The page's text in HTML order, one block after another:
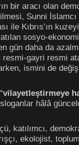
bir aracı olan
Sunni
ile Kıbrıs’ın
sosyo-
gün daha da
gayri resmi
ismini de
vilayetleştirmeye
hâlâ
katılımcı,
ekolojist,